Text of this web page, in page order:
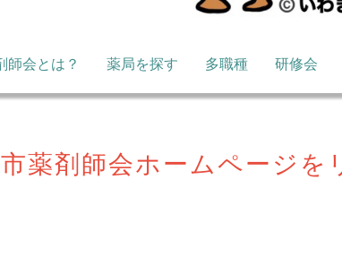
師会とは？ 薬局を探す 多職種 研修会
薬剤師会ホームページを